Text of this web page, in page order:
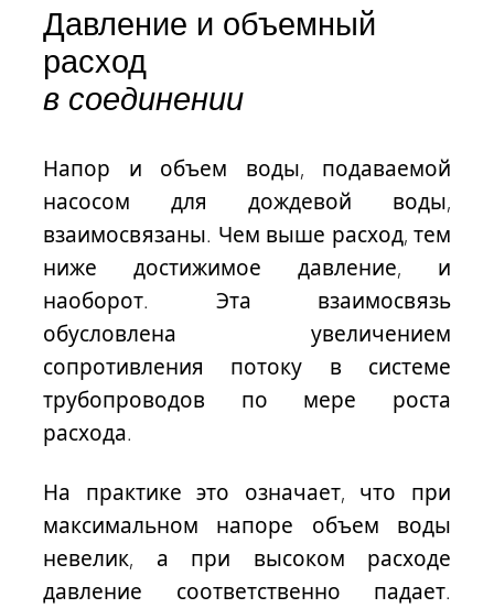
Давление и объемный
расход
в соединении
Напор и объем воды, подаваемой
насосом для дождевой воды,
взаимосвязаны. Чем выше расход, тем
ниже достижимое давление, и
наоборот. Эта взаимосвязь
обусловлена увеличением
сопротивления потоку в системе
трубопроводов по мере роста
расхода.
На практике это означает, что при
максимальном напоре объем воды
невелик, а при высоком расходе
давление соответственно падает.